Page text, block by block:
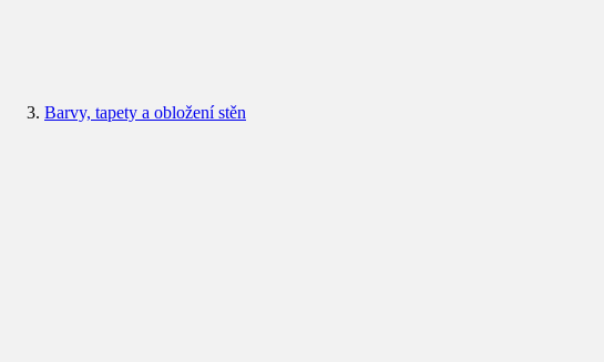
Barvy, tapety a obložení stěn